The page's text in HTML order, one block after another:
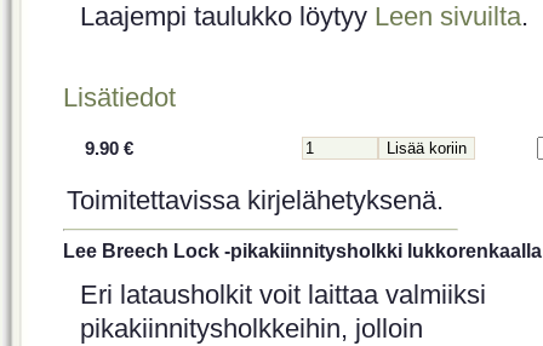
Laajempi taulukko löytyy Leen sivuilta.
Lisätiedot
9.90 €
Toimitettavissa kirjelähetyksenä.
Lee Breech Lock -pikakiinnitysholkki
Eri latausholkit voit laittaa valmiiksi
pikakiinnitysholkkeihin, jolloin